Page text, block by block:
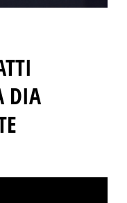
DIA